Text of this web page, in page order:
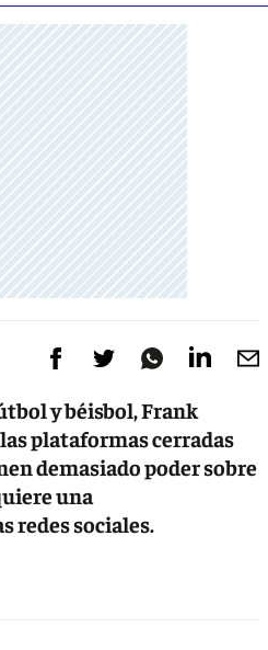
y béisbol, Frank
plataformas cerradas
demasiado poder sobre
una
redes sociales.